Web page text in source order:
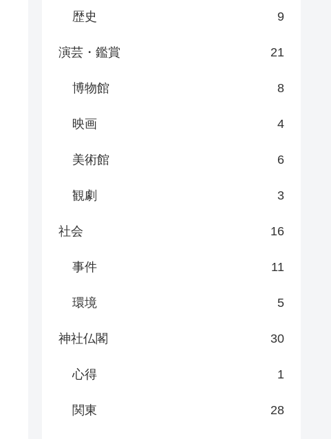
歴史 9
演芸・鑑賞 21
博物館 8
映画 4
美術館 6
観劇 3
社会 16
事件 11
環境 5
神社仏閣 30
心得 1
関東 28